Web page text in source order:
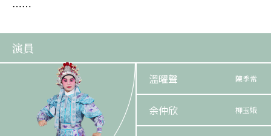
⋯⋯
演員
溫曜聲 陳季常
余仲欣 柳玉娥